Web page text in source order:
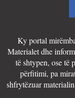
Ky portal
Materialet dhe
të shtypen, ose të
përfitimi, pa
shfrytëzuar